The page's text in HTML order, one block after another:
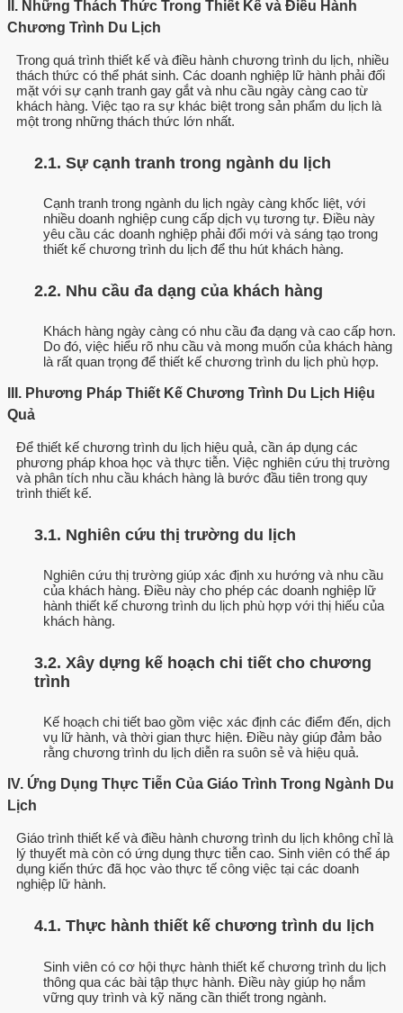
II. Những Thách Thức Trong Thiết Kế và Điều Hành
Chương Trình Du Lịch
Trong quá trình thiết kế và điều hành chương trình du lịch, nhiều
thách thức có thể phát sinh. Các doanh nghiệp lữ hành phải đối
mặt với sự cạnh tranh gay gắt và nhu cầu ngày càng cao từ
khách hàng. Việc tạo ra sự khác biệt trong sản phẩm du lịch là
một trong những thách thức lớn nhất.
2.1. Sự cạnh tranh trong ngành du lịch
Cạnh tranh trong ngành du lịch ngày càng khốc liệt, với
nhiều doanh nghiệp cung cấp dịch vụ tương tự. Điều này
yêu cầu các doanh nghiệp phải đổi mới và sáng tạo trong
thiết kế chương trình du lịch để thu hút khách hàng.
2.2. Nhu cầu đa dạng của khách hàng
Khách hàng ngày càng có nhu cầu đa dạng và cao cấp hơn.
Do đó, việc hiểu rõ nhu cầu và mong muốn của khách hàng
là rất quan trọng để thiết kế chương trình du lịch phù hợp.
III. Phương Pháp Thiết Kế Chương Trình Du Lịch Hiệu
Quả
Để thiết kế chương trình du lịch hiệu quả, cần áp dụng các
phương pháp khoa học và thực tiễn. Việc nghiên cứu thị trường
và phân tích nhu cầu khách hàng là bước đầu tiên trong quy
trình thiết kế.
3.1. Nghiên cứu thị trường du lịch
Nghiên cứu thị trường giúp xác định xu hướng và nhu cầu
của khách hàng. Điều này cho phép các doanh nghiệp lữ
hành thiết kế chương trình du lịch phù hợp với thị hiếu của
khách hàng.
3.2. Xây dựng kế hoạch chi tiết cho chương
trình
Kế hoạch chi tiết bao gồm việc xác định các điểm đến, dịch
vụ lữ hành, và thời gian thực hiện. Điều này giúp đảm bảo
rằng chương trình du lịch diễn ra suôn sẻ và hiệu quả.
IV. Ứng Dụng Thực Tiễn Của Giáo Trình Trong Ngành Du
Lịch
Giáo trình thiết kế và điều hành chương trình du lịch không chỉ là
lý thuyết mà còn có ứng dụng thực tiễn cao. Sinh viên có thể áp
dụng kiến thức đã học vào thực tế công việc tại các doanh
nghiệp lữ hành.
4.1. Thực hành thiết kế chương trình du lịch
Sinh viên có cơ hội thực hành thiết kế chương trình du lịch
thông qua các bài tập thực hành. Điều này giúp họ nắm
vững quy trình và kỹ năng cần thiết trong ngành.